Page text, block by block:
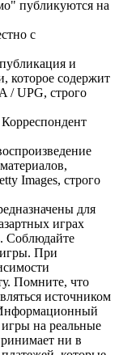
публикуются на
с
и
которое содержит
/ UPG, строго
Images, строго
для
играх
Соблюдайте
При
Помните, что
источником
Информационный
игры на реальные
ни в